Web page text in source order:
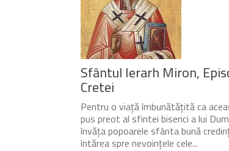
Sfântul Ierarh Miron,
Cretei
Pentru o viață îmbunătățită ca
pus preot al sfintei biserici a lui
învăța popoarele sfânta bună
întărea spre nevoințele cele...